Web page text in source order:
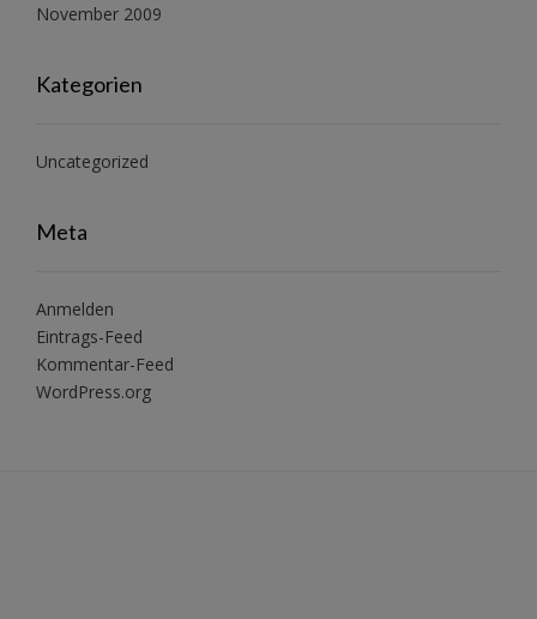
November 2009
Kategorien
Uncategorized
Meta
Anmelden
Eintrags-Feed
Kommentar-Feed
WordPress.org